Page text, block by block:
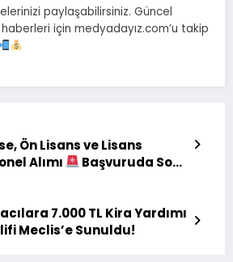
paylaşabilirsiniz. Güncel
için medyadayız.com’u takip
Ön Lisans ve Lisans
Alımı
Başvuruda Son
7.000 TL Kira Yardımı
Meclis’e Sunuldu!